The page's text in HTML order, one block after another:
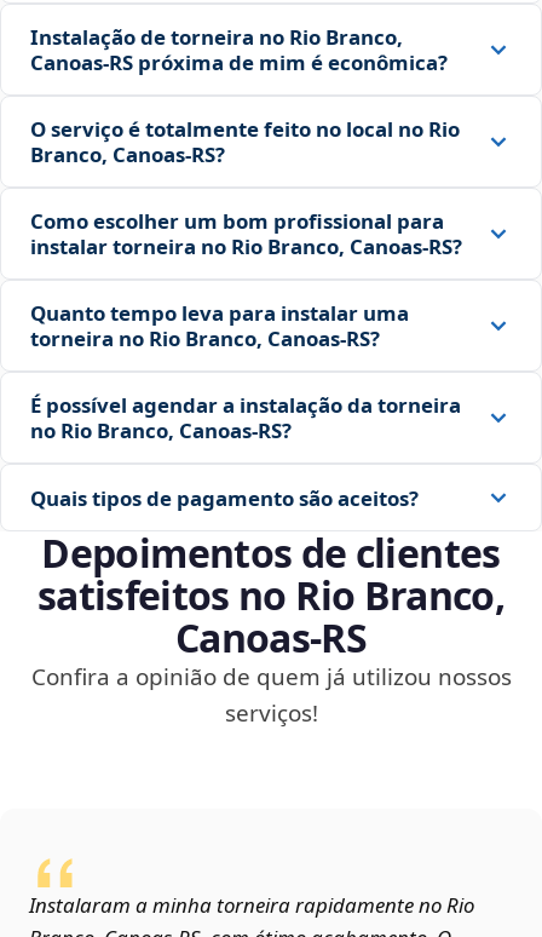
Instalação de torneira no Rio Branco,
Canoas‑RS próxima de mim é econômica?
O serviço é totalmente feito no local no Rio
Branco, Canoas‑RS?
Como escolher um bom profissional para
instalar torneira no Rio Branco, Canoas‑RS?
Quanto tempo leva para instalar uma
torneira no Rio Branco, Canoas‑RS?
É possível agendar a instalação da torneira
no Rio Branco, Canoas‑RS?
Quais tipos de pagamento são aceitos?
Depoimentos de clientes
satisfeitos no Rio Branco,
Canoas‑RS
Confira a opinião de quem já utilizou nossos
serviços!
Instalaram a minha torneira rapidamente no Rio